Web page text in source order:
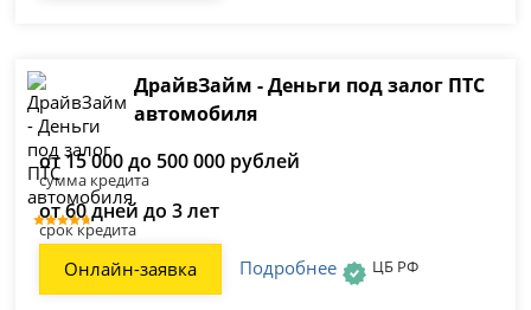
ДрайвЗайм - Деньги под залог ПТС
автомобиля
от 15 000 до 500 000 рублей
сумма кредита
от 60 дней до 3 лет
срок кредита
Онлайн-заявка Подробнее ЦБ РФ